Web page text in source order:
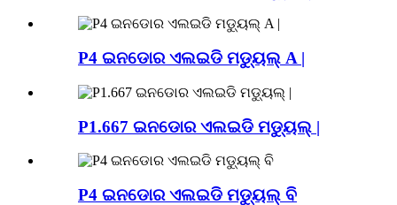
P4 ଇନଡୋର ଏଲଇଡି ମଡ୍ୟୁଲ୍ A |
P1.667 ଇନଡୋର ଏଲଇଡି ମଡ୍ୟୁଲ୍ |
P4 ଇନଡୋର ଏଲଇଡି ମଡ୍ୟୁଲ୍ ବି